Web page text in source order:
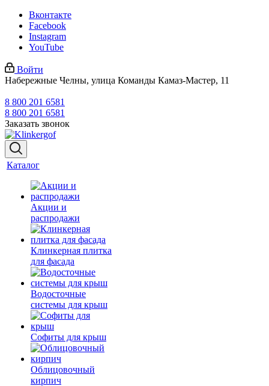
Вконтакте
Facebook
Instagram
YouTube
Войти
Набережные Челны, улица Команды Камаз-Мастер, 11
8 800 201 6581
8 800 201 6581
Заказать звонок
Каталог
Акции и
распродажи
Клинкерная плитка
для фасада
Водосточные
системы для крыш
Софиты для крыш
Облицовочный
кирпич